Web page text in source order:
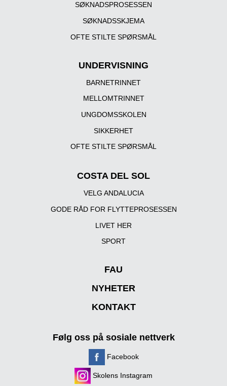
SØKNADSPROSESSEN
SØKNADSSKJEMA
OFTE STILTE SPØRSMÅL
UNDERVISNING
BARNETRINNET
MELLOMTRINNET
UNGDOMSSKOLEN
SIKKERHET
OFTE STILTE SPØRSMÅL
COSTA DEL SOL
VELG ANDALUCIA
GODE RÅD FOR FLYTTEPROSESSEN
LIVET HER
SPORT
FAU
NYHETER
KONTAKT
Følg oss på sosiale nettverk
Facebook
Skolens Instagram